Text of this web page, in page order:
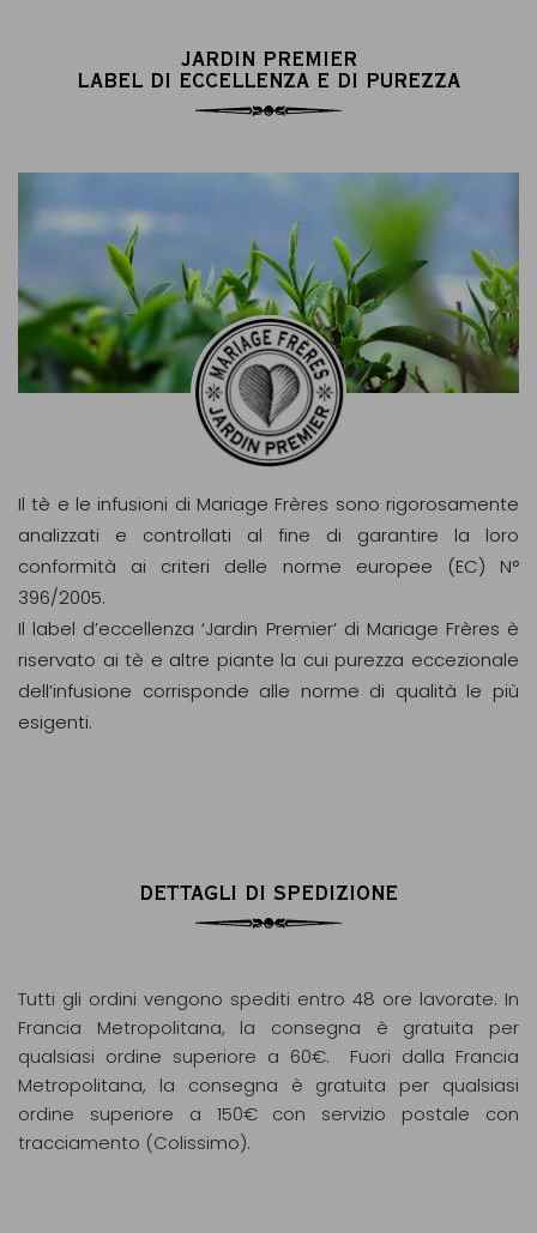
JARDIN PREMIER
LABEL DI ECCELLENZA E DI PUREZZA
Il tè e le infusioni di Mariage Frères sono rigorosamente
analizzati e controllati al fine di garantire la loro
conformità ai criteri delle norme europee (EC) N°
396/2005.
Il label d’eccellenza ‘Jardin Premier’ di Mariage Frères è
riservato ai tè e altre piante la cui purezza eccezionale
dell’infusione corrisponde alle norme di qualità le più
esigenti.
DETTAGLI DI SPEDIZIONE
Tutti gli ordini vengono spediti entro 48 ore lavorate. In
Francia Metropolitana, la consegna è gratuita per
qualsiasi ordine superiore a 60€. Fuori dalla Francia
Metropolitana, la consegna è gratuita per qualsiasi
ordine superiore a 150€ con servizio postale con
tracciamento (Colissimo).